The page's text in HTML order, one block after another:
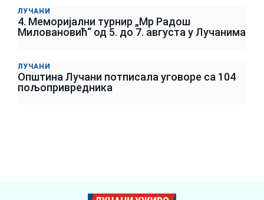
ЛУЧАНИ
4. Меморијални турнир „Мр Радош
Миловановић“ од 5. до 7. августа у Лучанима
ЛУЧАНИ
Општина Лучани потписала уговоре са 104
пољопривредника